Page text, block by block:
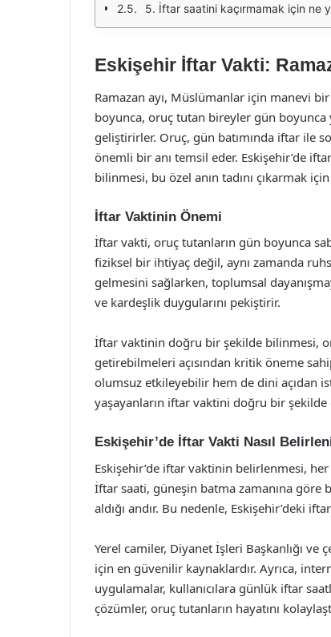
5. İftar saatini kaçırmamak için ne
Eskişehir İftar Vakti:
Ramazan ayı, Müslümanlar için manevi
boyunca, oruç tutan bireyler gün boyunca
geliştirirler. Oruç, gün batımında iftar ile
önemli bir anı temsil eder. Eskişehir’de
bilinmesi, bu özel anın tadını çıkarmak
İftar Vaktinin Önemi
İftar vakti, oruç tutanların gün boyunca
fiziksel bir ihtiyaç değil, aynı zamanda
gelmesini sağlarken, toplumsal
ve kardeşlik duygularını pekiştirir.
İftar vaktinin doğru bir şekilde bilinmesi,
getirebilmeleri açısından kritik öneme
olumsuz etkileyebilir hem de dini açıdan
yaşayanların iftar vaktini doğru bir
Eskişehir’de İftar Vakti Nasıl
Eskişehir’de iftar vaktinin belirlenmesi,
İftar saati, güneşin batma zamanına göre
aldığı andır. Bu nedenle, Eskişehir’deki
Yerel camiler, Diyanet İşleri Başkanlığı
için en güvenilir kaynaklardır. Ayrıca,
uygulamalar, kullanıcılara günlük iftar
çözümler, oruç tutanların hayatını